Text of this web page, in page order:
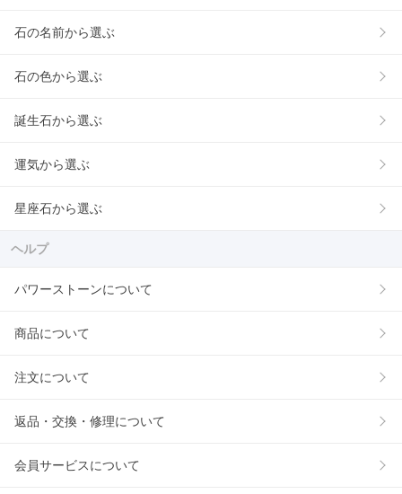
石の名前から選ぶ
石の色から選ぶ
誕生石から選ぶ
運気から選ぶ
星座石から選ぶ
ヘルプ
パワーストーンについて
商品について
注文について
返品・交換・修理について
会員サービスについて